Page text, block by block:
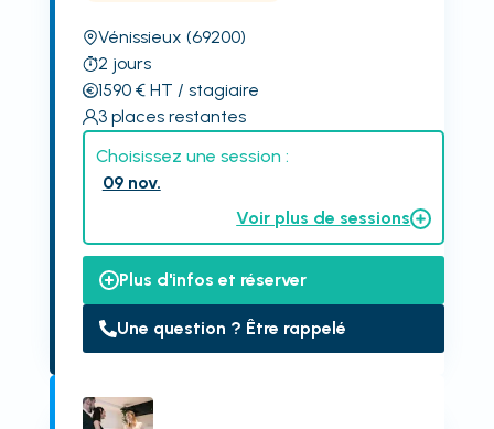
Vénissieux (69200)
2 jours
1590€ HT / stagiaire
3 places restantes
Choisissez une session :
09 nov.
Voir plus de sessions
Plus d'infos et réserver
Une question ? Être rappelé